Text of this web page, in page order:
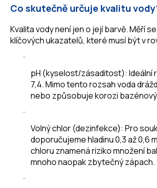
Co skutečně určuje kvalitu
Kvalita vody není jen o její barvě. Měří
klíčových ukazatelů, které musí být v
pH (kyselost/zásaditost): Ideální
7,4. Mimo tento rozsah voda
nebo způsobuje korozi
Volný chlor (dezinfekce): Pro
doporučujeme hladinu 0,3 až 0,6
chloru znamená riziko množení
mnoho naopak zbytečný zápach.